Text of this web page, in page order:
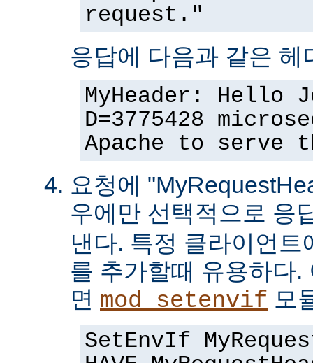
request."
응답에 다음과 같은 헤
MyHeader: Hello
D=3775428
Apache to serve
요청에
우에만 선택적으로 응
낸다. 특정 클라이언
를 추가할때 유용하다.
면 mod_setenvif 모
SetEnvIf